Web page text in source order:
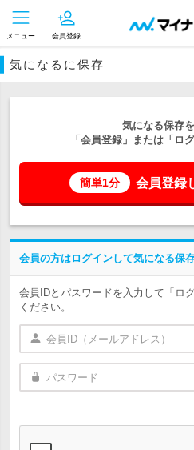
メニュー 会員登録
気になるに保存
気になる保存
「会員登録」または「ロ
簡単1分 会員登録
会員の方はログインして気になる保
会員IDとパスワードを入力して「ロ
ください。